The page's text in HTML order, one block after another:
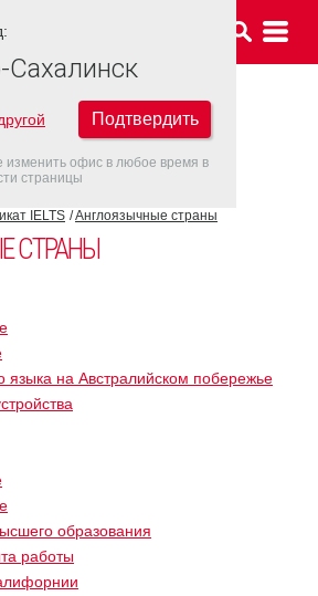
IELTS
Англоязычные страны
СТРАНЫ
языка на Австралийском побережье
образования
работы
Подтвердить
изменить офис в любое время в
страницы